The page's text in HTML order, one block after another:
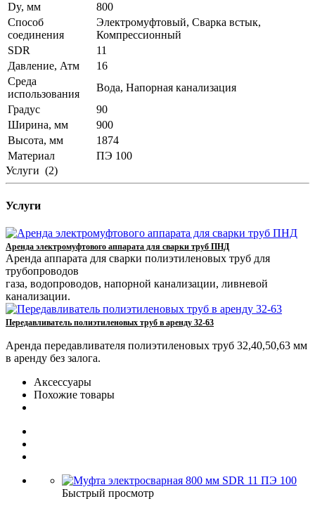
Dy, мм
800
Способ
соединения
Электромуфтовый, Сварка встык,
Компрессионный
SDR
11
Давление, Атм
16
Среда
использования
Вода, Напорная канализация
Градус
90
Ширина, мм
900
Высота, мм
1874
Материал
ПЭ 100
Услуги (2)
Услуги
Аренда электромуфтового аппарата для сварки труб ПНД
Аренда аппарата для сварки полиэтиленовых труб для
трубопроводов
газа, водопроводов, напорной канализации, ливневой
канализации.
Передавливатель полиэтиленовых труб в аренду 32-63
Аренда передавливателя полиэтиленовых труб 32,40,50,63 мм
в аренду без залога.
Аксессуары
Похожие товары
Быстрый просмотр